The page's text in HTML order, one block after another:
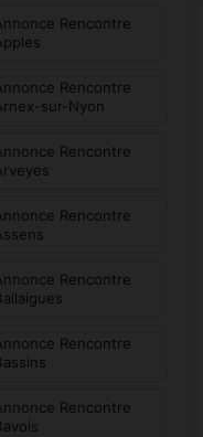
Rencontre
Rencontre
sur-Nyon
Rencontre
Rencontre
Rencontre
Rencontre
Rencontre